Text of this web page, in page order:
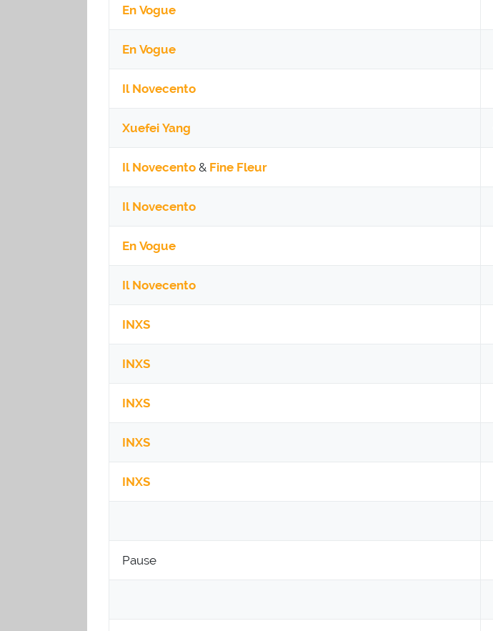
En Vogue
En Vogue
Il Novecento
Xuefei Yang
Il Novecento & Fine Fleur
Il Novecento
En Vogue
Il Novecento
INXS
INXS
INXS
INXS
INXS
Pause